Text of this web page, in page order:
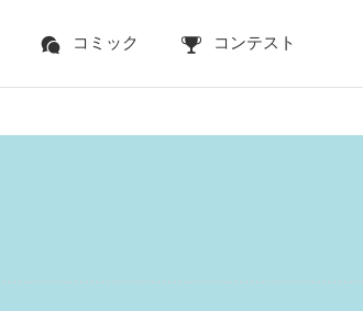
コミック コンテスト